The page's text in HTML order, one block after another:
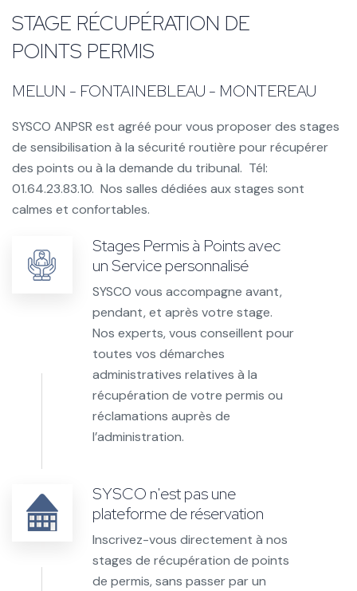
STAGE RÉCUPÉRATION DE
POINTS PERMIS
MELUN - FONTAINEBLEAU - MONTEREAU
SYSCO ANPSR est agréé pour vous proposer des stages
de sensibilisation à la sécurité routière pour récupérer
des points ou à la demande du tribunal. Tél:
01.64.23.83.10. Nos salles dédiées aux stages sont
calmes et confortables.
Stages Permis à Points avec
un Service personnalisé
SYSCO vous accompagne avant,
pendant, et après votre stage.
Nos experts, vous conseillent pour
toutes vos démarches
administratives relatives à la
récupération de votre permis ou
réclamations auprès de
l’administration.
SYSCO n'est pas une
plateforme de réservation
Inscrivez-vous directement à nos
stages de récupération de points
de permis, sans passer par un